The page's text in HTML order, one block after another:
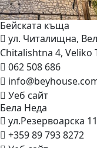
Бейската къща
ул. Читалищна,
Chitalishtna 4, Veliko
062 508 686
Уеб сайт
Бела Неда
ул.Резервоарска 11
+359 89 793 8272